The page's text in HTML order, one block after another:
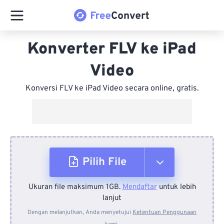
Konverter FLV ke iPad
Video
Konversi FLV ke iPad Video secara online, gratis.
Pilih File
Dari Perangkat
Ukuran file maksimum 1GB.Mendaftaruntuk lebih
lanjut
Dengan melanjutkan, Anda menyetujui Ketentuan Penggunaan